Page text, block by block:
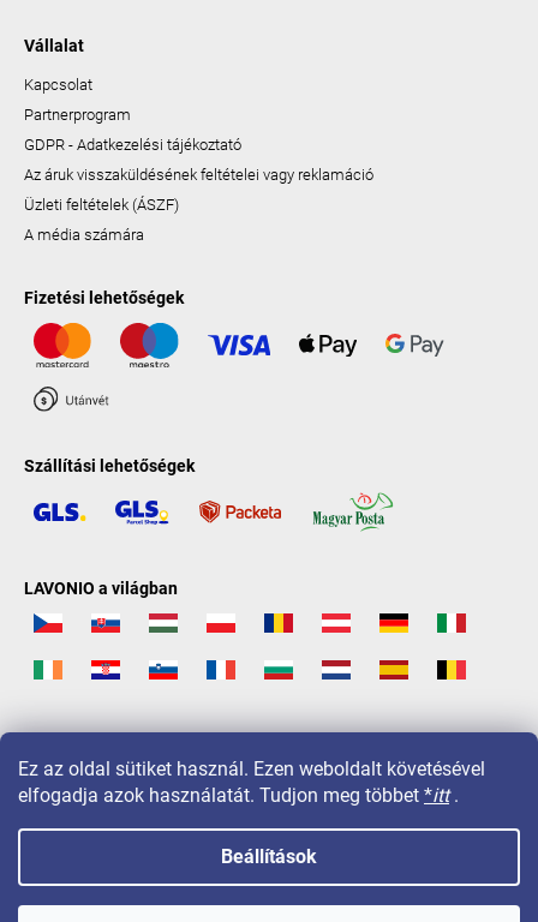
Ez az oldal sütiket használ. Ezen weboldalt követésével
elfogadja azok használatát. Tudjon meg többet *itt.
Beállítások
Vállalat
Kapcsolat
Partnerprogram
GDPR - Adatkezelési tájékoztató
Az áruk visszaküldésének feltételei vagy reklamáció
Üzleti feltételek (ÁSZF)
A média számára
Fizetési lehetőségek
Szállítási lehetőségek
LAVONIO a világban
Copyright 2026 LAVONIO.hu. Minden jog fenntartva.